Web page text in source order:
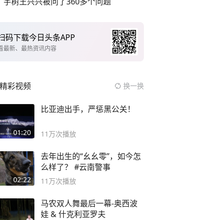
码下载今日头条APP
最新、最热资讯内容
精彩视频 换一换
01:20
比亚迪出手，严惩黑公关！
11万次播放
02:22
去年出生的“幺幺零”，如今怎
么样了？ #云南警事
11万次播放
马农双人舞最后一幕-奥西波
娃 & 什克利亚罗夫